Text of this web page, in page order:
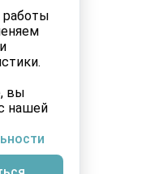
работы
вы
нашей